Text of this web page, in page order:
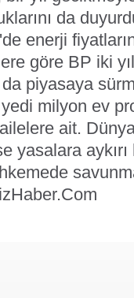
da
enerji
göre BP iki
da piyasaya
milyon ev
ait.
yasalara